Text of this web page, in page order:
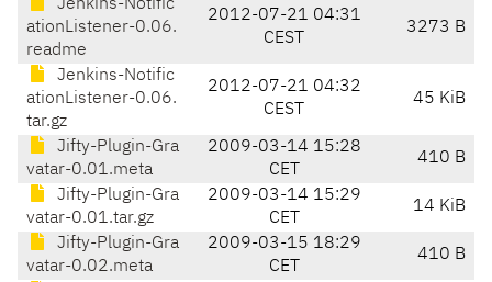
Jenkins-Notific
ationListener-0.06.
readme
2012-07-21 04:31
CEST
3273 B
Jenkins-Notific
ationListener-0.06.
tar.gz
2012-07-21 04:32
CEST
45 KiB
Jifty-Plugin-Gra
vatar-0.01.meta
2009-03-14 15:28
CET
410 B
Jifty-Plugin-Gra
vatar-0.01.tar.gz
2009-03-14 15:29
CET
14 KiB
Jifty-Plugin-Gra
vatar-0.02.meta
2009-03-15 18:29
CET
410 B